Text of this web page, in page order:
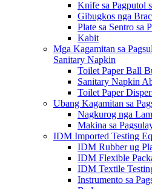
Knife sa Pagputol
Gibugkos nga
Plate sa Sentro sa
Kabit
Mga Kagamitan sa
Sanitary Napkin
Toilet Paper Ball
Sanitary Napkin
Toilet Paper
Ubang Kagamitan sa
Nagkurog nga
Makina sa
IDM Imported Testing
IDM Rubber ug
IDM Flexible
IDM Textile
Instrumento sa